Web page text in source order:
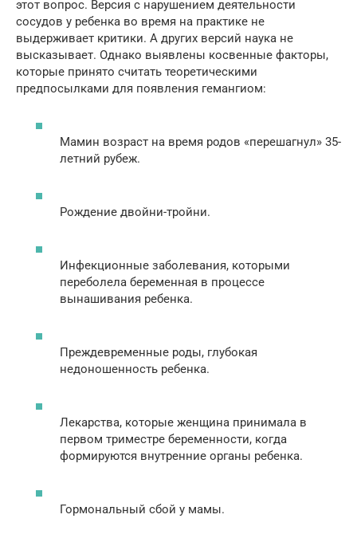
этот вопрос. Версия с нарушением деятельности
сосудов у ребенка во время на практике не
выдерживает критики. А других версий наука не
высказывает. Однако выявлены косвенные факторы,
которые принято считать теоретическими
предпосылками для появления гемангиом:
Мамин возраст на время родов «перешагнул» 35-
летний рубеж.
Рождение двойни-тройни.
Инфекционные заболевания, которыми
переболела беременная в процессе
вынашивания ребенка.
Преждевременные роды, глубокая
недоношенность ребенка.
Лекарства, которые женщина принимала в
первом триместре беременности, когда
формируются внутренние органы ребенка.
Гормональный сбой у мамы.